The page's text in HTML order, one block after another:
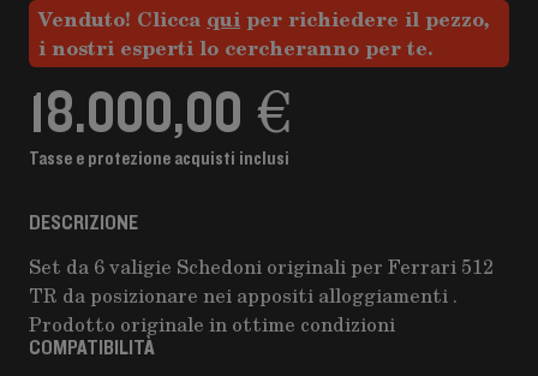
Venduto! Clicca qui per richiedere il pezzo,
i nostri esperti lo cercheranno per te.
18.000,00 €
Tasse e protezione acquisti inclusi
DESCRIZIONE
Set da 6 valigie Schedoni originali per Ferrari 512
TR da posizionare nei appositi alloggiamenti .
Prodotto originale in ottime condizioni
COMPATIBILITÀ